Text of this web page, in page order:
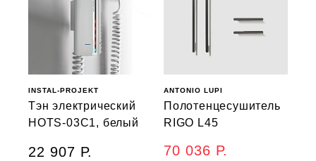
INSTAL-PROJEKT
Тэн электрический
HOTS-03C1, белый
22 907 Р.
ANTONIO LUPI
Полотенцесушитель
RIGO L45
70 036 Р.